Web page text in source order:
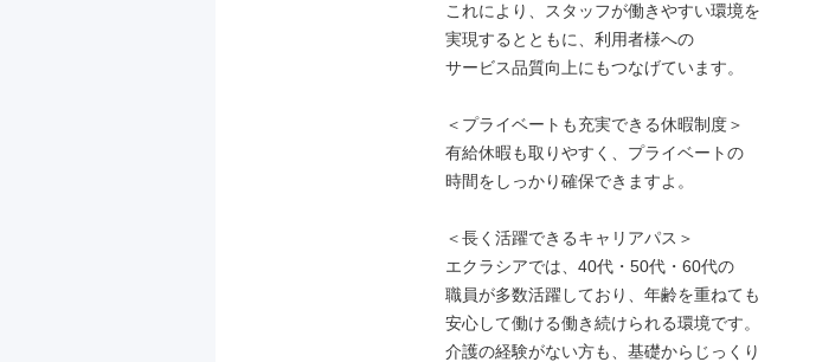
これにより、スタッフが働きやすい環境を
実現するとともに、利用者様への
サービス品質向上にもつなげています。
＜プライベートも充実できる休暇制度＞
有給休暇も取りやすく、プライベートの
時間をしっかり確保できますよ。
＜長く活躍できるキャリアパス＞
エクラシアでは、40代・50代・60代の
職員が多数活躍しており、年齢を重ねても
安心して働ける働き続けられる環境です。
介護の経験がない方も、基礎からじっくり